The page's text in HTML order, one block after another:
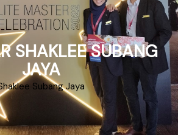
SHAKLEE SUBANG
JAYA
Subang Jaya